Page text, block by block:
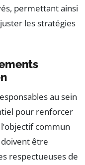
permettant ainsi
les stratégies
au sein
pour renforcer
commun
doivent être
respectueuses de